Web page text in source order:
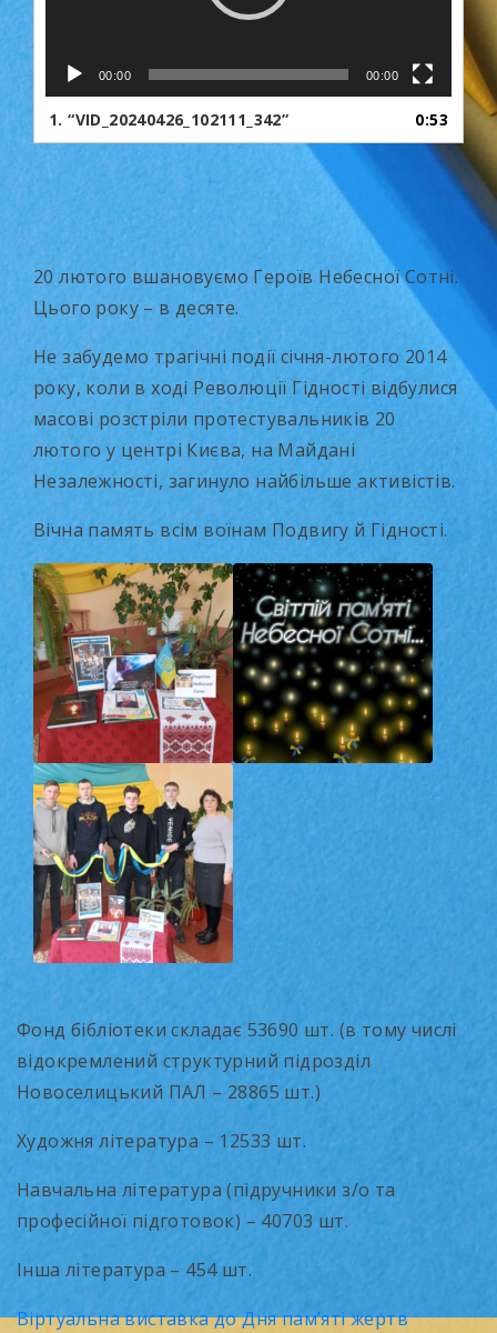
00:00 00:00
1.“VID_20240426_102111_342” 0:53
20 лютого вшановуємо Героїв Небесної Сотні.
Цього року – в десяте.
Не забудемо трагічні події січня-лютого 2014
року, коли в ході Революції Гідності відбулися
масові розстріли протестувальників 20
лютого у центрі Києва, на Майдані
Незалежності, загинуло найбільше активістів.
Вічна память всім воїнам Подвигу й Гідності.
Фонд бібліотеки складає 53690 шт. (в тому числі
відокремлений структурний підрозділ
Новоселицький ПАЛ – 28865 шт.)
Художня література – 12533 шт.
Навчальна література (підручники з/о та
професійної підготовок) – 40703 шт.
Інша література – 454 шт.
Віртуальна виставка до Дня пам’яті жертв